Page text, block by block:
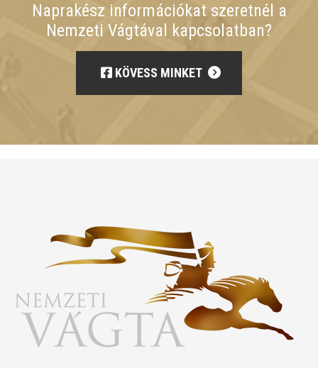
Naprakész információkat szeretnél a
Nemzeti Vágtával kapcsolatban?
KÖVESS MINKET